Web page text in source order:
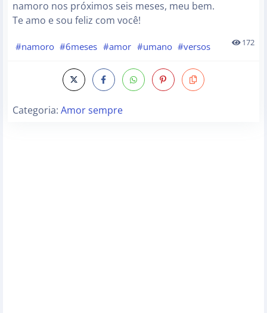
namoro nos próximos seis meses, meu bem.
Te amo e sou feliz com você!
#namoro #6meses #amor #umano #versos 172
Categoria: Amor sempre